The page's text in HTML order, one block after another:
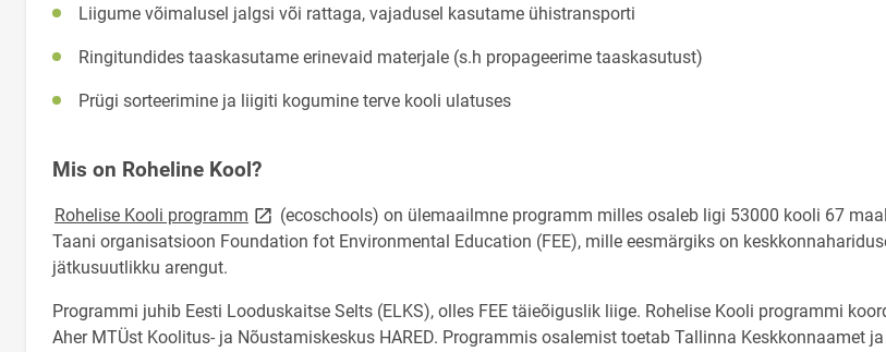
Liigume võimalusel jalgsi või rattaga, vajadusel kasutame ühistransporti
Ringitundides taaskasutame erinevaid materjale (s.h propageerime taaskasutust)
Prügi sorteerimine ja liigiti kogumine terve kooli ulatuses
Mis on Roheline Kool?
Rohelise Kooli programm link opens on new page
(ecoschools) on ülemaailmne programm milles osaleb ligi 53000 kooli 67
Taani organisatsioon Foundation fot Environmental Education (FEE), mille eesmärgiks on
jätkusuutlikku arengut.
Programmi juhib Eesti Looduskaitse Selts (ELKS), olles FEE täieõiguslik liige. Rohelise Kooli programmi
Aher MTÜst Koolitus- ja Nõustamiskeskus HARED. Programmis osalemist toetab Tallinna Keskkonnaamet